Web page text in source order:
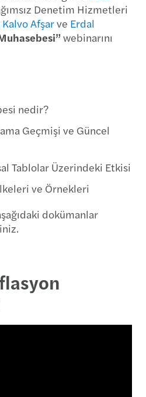
Denetim Hizmetleri
Afşarve Erdal
webinarını
nedir?
Geçmişi ve Güncel
Tablolar Üzerindeki Etkisi
ve Örnekleri
dokümanlar